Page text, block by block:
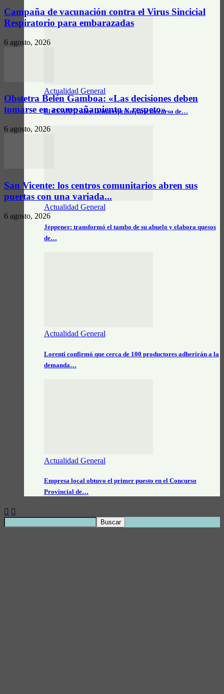
Actualidad General
El CEA N° 2 abre la inscripción para un curso de…
Actualidad General
Jeppener: transformó el tambo de su abuelo y elabora quesos
de…
Actualidad General
Lorenti confirmó que cerca de 100 productores adherirán a la
demanda…
Actualidad General
Empresa local obtuvo el primer puesto en el Concurso
Provincial de…
Campaña de vacunación contra el Virus Sincicial
Respiratorio para embarazadas
6 agosto, 2026
Obstetra Belén Gamboa: «Las decisiones deben
tomarse en acompañamiento y respeto»
6 agosto, 2026
San Vicente: los centros comunitarios abren sus
puertas con una variada...
6 agosto, 2026